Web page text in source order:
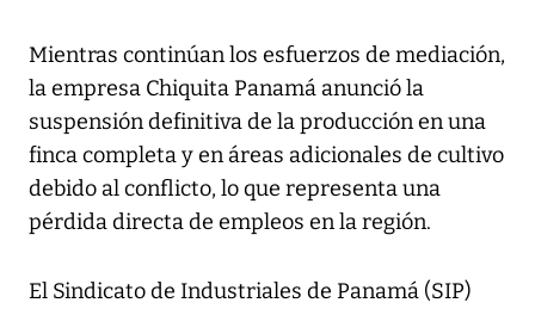
Mientras continúan los esfuerzos de mediación,
la empresa Chiquita Panamá anunció la
suspensión definitiva de la producción en una
finca completa y en áreas adicionales de cultivo
debido al conflicto, lo que representa una
pérdida directa de empleos en la región.
El Sindicato de Industriales de Panamá (SIP)